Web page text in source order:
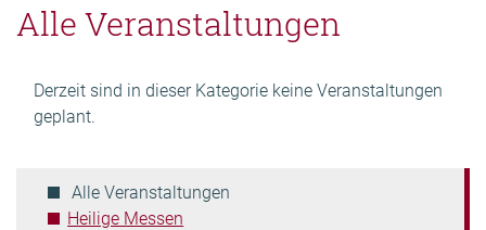
Alle Veranstaltungen
Derzeit sind in dieser Kategorie keine Veranstaltungen
geplant.
filtern:Aktuelle
Position:
Alle Veranstaltungen
Heilige Messen